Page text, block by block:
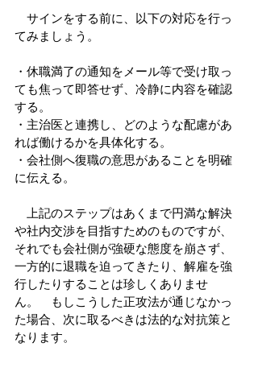
サインをする前に、以下の対応を行っ
てみましょう。
・休職満了の通知をメール等で受け取っ
ても焦って即答せず、冷静に内容を確認
する。
・主治医と連携し、どのような配慮があ
れば働けるかを具体化する。
・会社側へ復職の意思があることを明確
に伝える。
上記のステップはあくまで円満な解決
や社内交渉を目指すためのものですが、
それでも会社側が強硬な態度を崩さず、
一方的に退職を迫ってきたり、解雇を強
行したりすることは珍しくありませ
ん。　もしこうした正攻法が通じなかっ
た場合、次に取るべきは法的な対抗策と
なります。